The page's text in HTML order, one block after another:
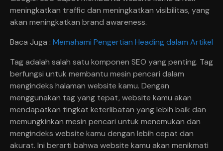
meningkatkan traffic dan meningkatkan visibilitas, yang
akan meningkatkan brand awareness.
Baca Juga : Memahami Pengertian Heading dalam Artikel
Tag adalah salah satu komponen SEO yang penting. Tag
berfungsi untuk membantu mesin pencari dalam
mengindeks halaman website kamu. Dengan
menggunakan tag yang tepat, website kamu akan
mendapatkan tingkat keterlibatan yang lebih baik dan
memungkinkan mesin pencari untuk menemukan dan
mengindeks website kamu dengan lebih cepat dan
akurat. Ini berarti bahwa website kamu akan menikmati